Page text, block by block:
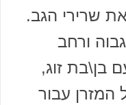
שרירי הגב.
ורחב
בן\בת זוג,
המזרן עבור